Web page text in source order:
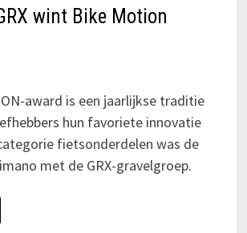
wint Bike Motion
award is een jaarlijkse traditie
hun favoriete innovatie
fietsonderdelen was de
met de GRX-gravelgroep.